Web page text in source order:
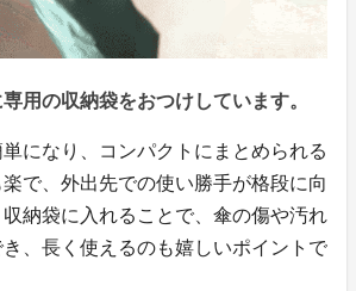
用の収納袋をおつけしています。
になり、コンパクトにまとめられる
で、外出先での使い勝手が格段に向
収納袋に入れることで、傘の傷や汚れ
、長く使えるのも嬉しいポイントで